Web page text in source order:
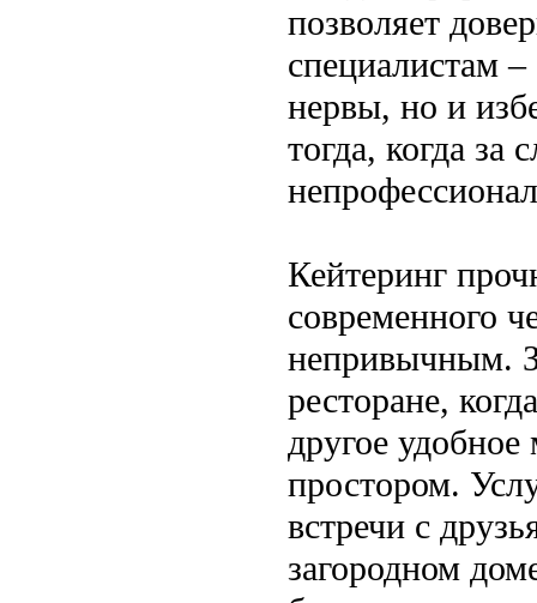
позволяет
специалистам
нервы, но и
тогда, когда за
Кейтеринг
современного
непривычным.
ресторане,
другое
простором.
встречи с
загородном